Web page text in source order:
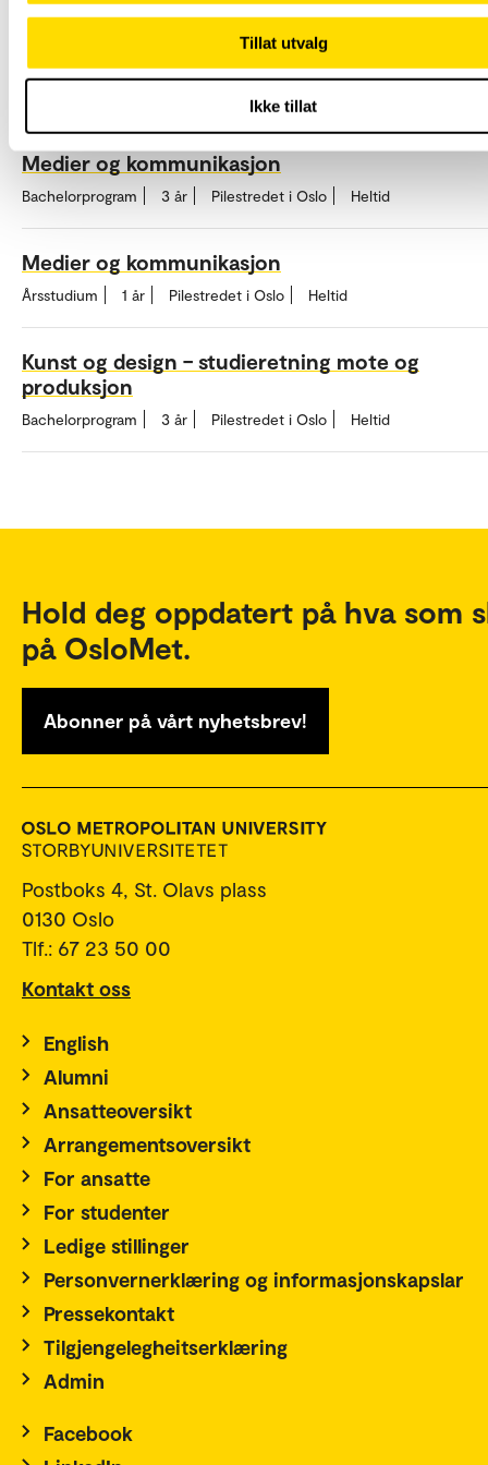
Tillat utvalg
Ikke tillat
Du er kanskje også interessert i
disse?
Medier og kommunikasjon
Bachelorprogram 3 år Pilestredet i Oslo Heltid
Medier og kommunikasjon
Årsstudium 1 år Pilestredet i Oslo Heltid
Kunst og design – studieretning mote og
produksjon
Bachelorprogram 3 år Pilestredet i Oslo Heltid
Hold deg oppdatert på hva som
på OsloMet.
Abonner på vårt nyhetsbrev!
Postboks 4, St. Olavs plass
0130 Oslo
Tlf.: 67 23 50 00
Kontakt oss
English
Alumni
Ansatteoversikt
Arrangementsoversikt
For ansatte
For studenter
Ledige stillinger
Personvernerklæring og informasjonskapslar
Pressekontakt
Tilgjengelegheitserklæring
Admin
Facebook